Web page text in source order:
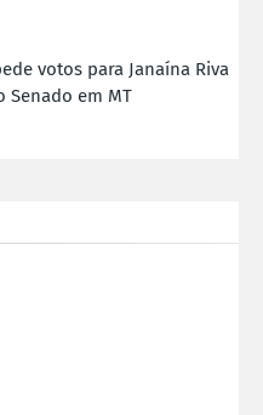
votos para Janaína Riva
Senado em MT